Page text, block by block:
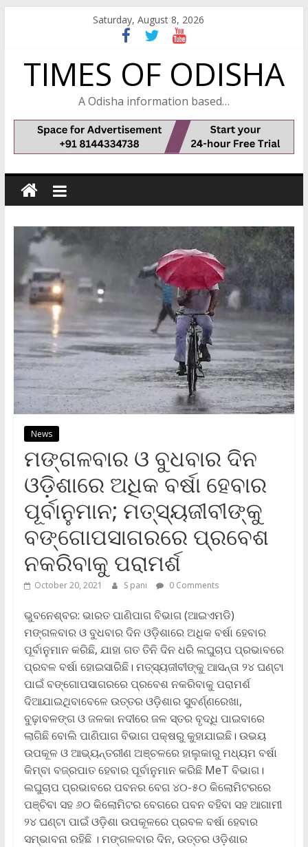
Saturday, August 8, 2026
TIMES OF ODISHA
A Odisha information based…
News
ମଙ୍ଗଳବାର ଓ ବୁଧବାର ଦିନ
ଓଡ଼ିଶାରେ ଅଧିକ ବର୍ଷା ହେବାର
ପୂର୍ବାନୁମାନ; ମତ୍ସ୍ୟଜୀବୀଙ୍କୁ
ବଙ୍ଗୋପସାଗରରେ ପ୍ରବେଶ
ନକରିବାକୁ ପରାମର୍ଶ
October 20, 2021 S pani 0 Comments
ଭୁବନେଶ୍ବର: ଭାରତ ପାଣିପାଗ ବିଭାଗ (ଆଇଏମଡି)
ମଙ୍ଗଳବାର ଓ ବୁଧବାର ଦିନ ଓଡ଼ିଶାରେ ଅଧିକ ବର୍ଷା ହେବାର
ପୂର୍ବାନୁମାନ କରିଛି, ଯାହା ଗତ ତିନି ଦିନ ଧରି ଲଘୁଚାପ ପ୍ରଭାବରେ
ପ୍ରବଳ ବର୍ଷା ହୋଇସାରିଛି। ମତ୍ସ୍ୟଜୀବୀଙ୍କୁ ଆସନ୍ତା ୨୪ ଘଣ୍ଟା
ପାଇଁ ବଙ୍ଗୋପସାଗରରେ ପ୍ରବେଶ ନକରିବାକୁ ପରାମର୍ଶ
ଦିଆଯାଇଥିବାବେଳେ ଉତ୍ତର ଓଡ଼ିଶାର ସୁବର୍ଣ୍ଣରେଖା,
ବୁଢ଼ାବଳଙ୍ଗ ଓ ଜଳକା ନଦୀରେ ଜଳ ସ୍ତର ବୃଦ୍ଧି ପାଇବାରେ
ଲାଗିଛି ବୋଲି ପାଣିପାଗ ବିଭାଗ ପକ୍ଷରୁ କୁହାଯାଇଛି। ଉଭୟ
ଉପକୂଳ ଓ ଆଭ୍ୟନ୍ତରୀଣ ଅଞ୍ଚଳରେ ହାଲୁକାରୁ ମଧ୍ୟମ ବର୍ଷା
କିମ୍ବା ବଜ୍ରପାତ ହେବାର ପୂର୍ବାନୁମାନ କରିଛି MeT ବିଭାଗ।
ଲଘୁଚାପ ପ୍ରଭାବରେ ପବନର ବେଗ ୪୦-୫୦ କିଲୋମିଟରରେ
ପଞ୍ଚିବା ସହ ୬୦ କିଲୋମିଟର ବେଗରେ ପବନ ବହିବା ସହ ଆଗାମୀ
୨୪ ଘଣ୍ଟା ପାଇଁ ଓଡ଼ିଶା ଉପକୂଳରେ ପ୍ରବଳ ବର୍ଷା ହେବାର
ସମ୍ଭାବନା ରହିଛି । ମଙ୍ଗଳବାର ଦିନ, ଉତ୍ତର ଓଡ଼ିଶାର